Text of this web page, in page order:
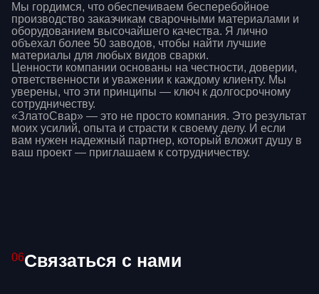
Мы гордимся, что обеспечиваем бесперебойное
производство заказчикам сварочными материалами и
оборудованием высочайшего качества. Я лично
объехал более 50 заводов, чтобы найти лучшие
материалы для любых видов сварки.
Ценности компании основаны на честности, доверии,
ответственности и уважении к каждому клиенту. Мы
уверены, что эти принципы — ключ к долгосрочному
сотрудничеству.
«ЗлатоСвар» — это не просто компания. Это результат
моих усилий, опыта и страсти к своему делу. И если
вам нужен надежный партнер, который вложит душу в
ваш проект — приглашаем к сотрудничеству.
06Связаться с нами